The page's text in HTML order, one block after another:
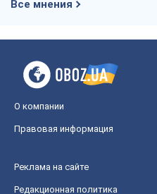
Все мнения
О компании
Правовая информация
Реклама на сайте
Редакционная политика